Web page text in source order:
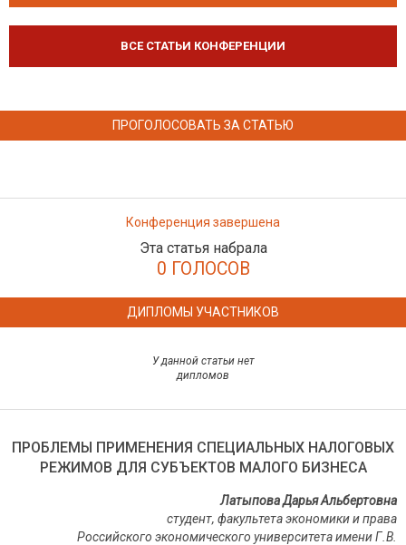
ВСЕ СТАТЬИ КОНФЕРЕНЦИИ
ПРОГОЛОСОВАТЬ ЗА СТАТЬЮ
Конференция завершена
Эта статья набрала
0 ГОЛОСОВ
ДИПЛОМЫ УЧАСТНИКОВ
У данной статьи нет
дипломов
ПРОБЛЕМЫ ПРИМЕНЕНИЯ СПЕЦИАЛЬНЫХ НАЛОГОВЫХ
РЕЖИМОВ ДЛЯ СУБЪЕКТОВ МАЛОГО БИЗНЕСА
Латыпова Дарья Альбертовна
студент, факультета экономики и права
Российского экономического университета имени Г.В.